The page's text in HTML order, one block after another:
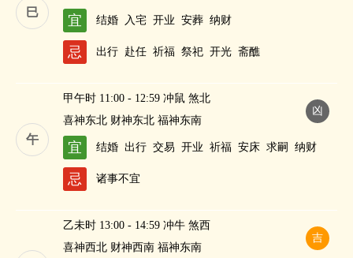
巳
宜 结婚 入宅 开业 安葬 纳财
忌 出行 赴任 祈福 祭祀 开光 斋醮
午
凶
甲午时 11:00 - 12:59 冲鼠 煞北
喜神东北 财神东北 福神东南
宜 结婚 出行 交易 开业 祈福 安床 求嗣 纳财
忌 诸事不宜
吉
乙未时 13:00 - 14:59 冲牛 煞西
喜神西北 财神西南 福神东南